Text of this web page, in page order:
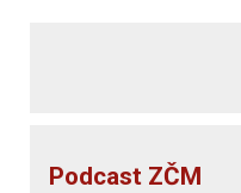
Podcast ZČM